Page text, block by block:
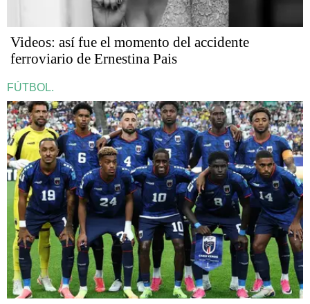
Videos: así fue el momento del accidente
ferroviario de Ernestina Pais
FÚTBOL.